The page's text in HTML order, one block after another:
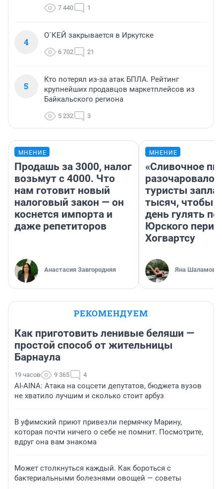
7 440 1
4
О`КЕЙ закрывается в Иркутске
6 702 21
5
Кто потерял из-за атак БПЛА. Рейтинг
крупнейших продавцов маркетплейсов из
Байкальского региона
5 232 3
МНЕНИЕ
Продашь за 3000, налог
возьмут с 4000. Что
нам готовит новый
налоговый закон — он
коснется импорта и
даже репетиторов
Анастасия Завгородняя
МНЕНИЕ
«Сливочное
разочаровало»:
туристы
тысяч, чтобы
день гулять по
Юрского
Хогвартсу
Яна Шаламова
РЕКОМЕНДУЕМ
Как приготовить ленивые беляши —
простой способ от жительницы
Барнаула
19 часов 9 365 4
AI-AINA: Атака на соцсети депутатов, бюджета вузов
не хватило лучшим и сколько стоит арбуз
В уфимский приют привезли пермячку Марину,
которая почти ничего о себе не помнит. Посмотрите,
вдруг она вам знакома
Может столкнуться каждый. Как бороться с
бактериальными болезнями овощей — советы